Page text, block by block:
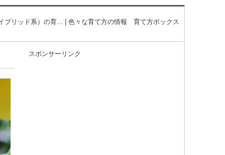
ブリッド系）の育... | 色々な育て方の情報 育て方ボックス
スポンサーリンク